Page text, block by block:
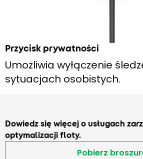
Przycisk prywatności
Umożliwia wyłączenie
sytuacjach osobistych.
Dowiedz się więcej o usługach
optymalizacji floty.
Pobierz